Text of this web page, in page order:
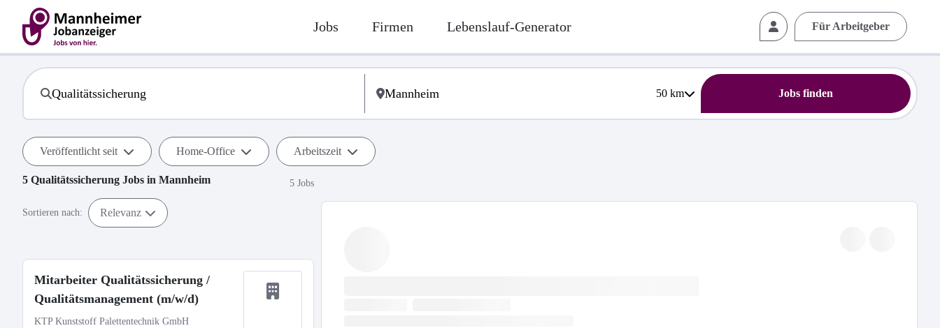
Jobs Firmen Lebenslauf-Generator Für Arbeitgeber
50km Jobs finden
Veröffentlicht seit Home-Office Arbeitszeit
5 Qualitätssicherung Jobs in Mannheim 5 Jobs
Sortieren nach: Relevanz
Mitarbeiter Qualitätssicherung /
Qualitätsmanagement (m/w/d)
KTP Kunststoff Palettentechnik GmbH